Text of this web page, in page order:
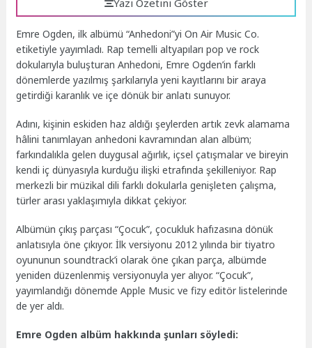
Emre Ogden, ilk albümü “Anhedoni”yi On Air Music Co.
etiketiyle yayımladı. Rap temelli altyapıları pop ve rock
dokularıyla buluşturan Anhedoni, Emre Ogden’in farklı
dönemlerde yazılmış şarkılarıyla yeni kayıtlarını bir araya
getirdiği karanlık ve içe dönük bir anlatı sunuyor.
Adını, kişinin eskiden haz aldığı şeylerden artık zevk alamama
hâlini tanımlayan anhedoni kavramından alan albüm;
farkındalıkla gelen duygusal ağırlık, içsel çatışmalar ve bireyin
kendi iç dünyasıyla kurduğu ilişki etrafında şekilleniyor. Rap
merkezli bir müzikal dili farklı dokularla genişleten çalışma,
türler arası yaklaşımıyla dikkat çekiyor.
Albümün çıkış parçası “Çocuk”, çocukluk hafızasına dönük
anlatısıyla öne çıkıyor. İlk versiyonu 2012 yılında bir tiyatro
oyununun soundtrack’i olarak öne çıkan parça, albümde
yeniden düzenlenmiş versiyonuyla yer alıyor. “Çocuk”,
yayımlandığı dönemde Apple Music ve fizy editör listelerinde
de yer aldı.
Emre Ogden albüm hakkında şunları söyledi: